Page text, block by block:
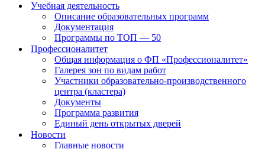
Учебная деятельность
Описание образовательных программ
Документация
Программы по ТОП — 50
Профессионалитет
Общая информация о ФП «Профессионалитет»
Галерея зон по видам работ
Участники образовательно-производственного
центра (кластера)
Документы
Программа развития
Единый день открытых дверей
Новости
Главные новости